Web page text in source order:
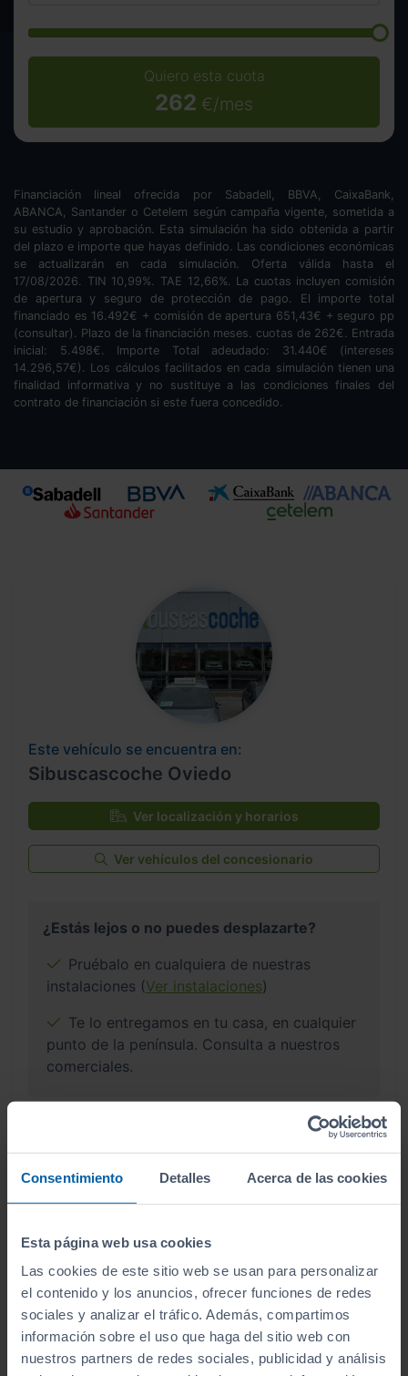
Consentimiento Detalles Acerca de las cookies
Esta página web usa cookies
Las cookies de este sitio web se usan para personalizar
el contenido y los anuncios, ofrecer funciones de redes
sociales y analizar el tráfico. Además, compartimos
información sobre el uso que haga del sitio web con
nuestros partners de redes sociales, publicidad y análisis
Quiero esta cuota
262 €/mes
Financiación lineal ofrecida por Sabadell, BBVA, CaixaBank,
ABANCA, Santander o Cetelem según campaña vigente, sometida a
su estudio y aprobación. Esta simulación ha sido obtenida a partir
del plazo e importe que hayas definido. Las condiciones económicas
se actualizarán en cada simulación. Oferta válida hasta el
17/08/2026. TIN 10,99%. TAE 12,66%. La cuotas incluyen comisión
de apertura y seguro de protección de pago. El importe total
financiado es 16.492€ + comisión de apertura 651,43€ + seguro pp
(consultar). Plazo de la financiación meses. cuotas de 262€. Entrada
inicial: 5.498€. Importe Total adeudado: 31.440€ (intereses
14.296,57€). Los cálculos facilitados en cada simulación tienen una
finalidad informativa y no sustituye a las condiciones finales del
contrato de financiación si este fuera concedido.
Este vehículo se encuentra en:
Sibuscascoche Oviedo
Ver localización y horarios
Ver vehículos del concesionario
¿Estás lejos o no puedes desplazarte?
Pruébalo en cualquiera de nuestras
instalaciones (Ver instalaciones)
Te lo entregamos en tu casa, en cualquier
punto de la península. Consulta a nuestros
comerciales.
¿Por qué comprar en Sibuscascoche?
Compra tu coche con confianza
Vehículos revisados
Revisión de250 puntos revisadospor nuestro